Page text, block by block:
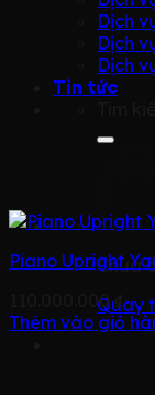
Dịch
Dịch
Dịch
Tin tức
Chưa
Quay
Piano Upright
110.000.000 ₫
Thêm vào giỏ